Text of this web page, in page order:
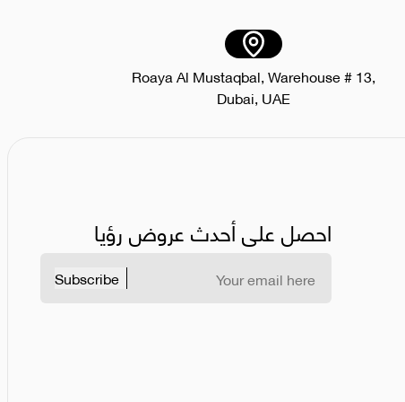
Roaya Al Mustaqbal, Warehouse # 13,
Dubai, UAE
احصل على أحدث عروض رؤيا
Subscribe